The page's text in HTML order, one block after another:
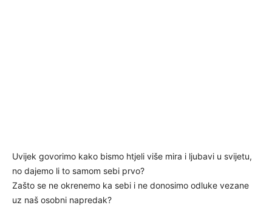
Uvijek govorimo kako bismo htjeli više mira i ljubavi u svijetu,
no dajemo li to samom sebi prvo?
Zašto se ne okrenemo ka sebi i ne donosimo odluke vezane
uz naš osobni napredak?